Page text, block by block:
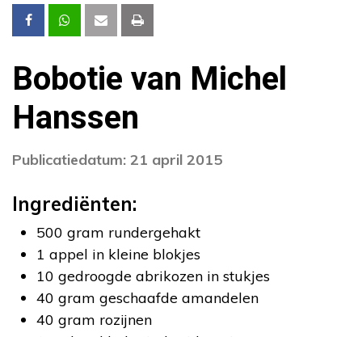
Bobotie van Michel
Hanssen
Publicatiedatum: 21 april 2015
Ingrediënten:
500 gram rundergehakt
1 appel in kleine blokjes
10 gedroogde abrikozen in stukjes
40 gram geschaafde amandelen
40 gram rozijnen